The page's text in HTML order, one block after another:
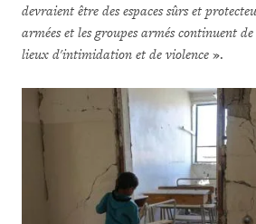
devraient être des espaces sûrs et
armées et les groupes armés continuent
lieux d'intimidation et de violence ».